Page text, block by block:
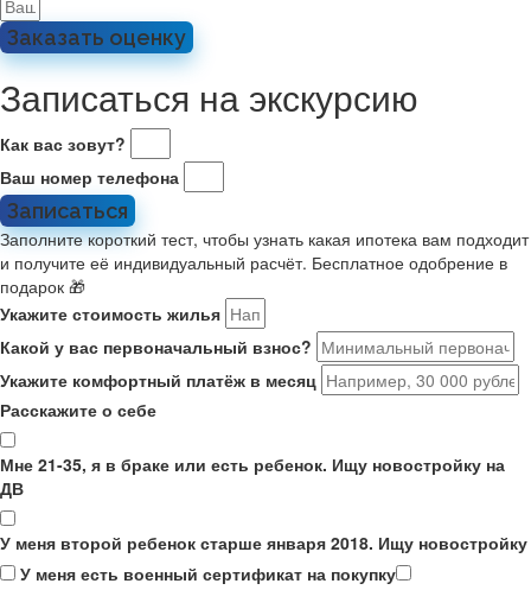
Заказать оценку
Записаться на экскурсию
Как вас зовут?
Ваш номер телефона
Записаться
Заполните короткий тест, чтобы узнать какая ипотека вам подходит
и получите её индивидуальный расчёт. Бесплатное одобрение в
подарок 🎁
Укажите стоимость жилья
Какой у вас первоначальный взнос?
Укажите комфортный платёж в месяц
Расскажите о себе
Мне 21-35, я в браке или есть ребенок. Ищу новостройку на
ДВ
У меня второй ребенок старше января 2018. Ищу новостройку
У меня есть военный сертификат на покупку